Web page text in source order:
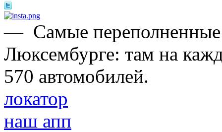
— Самые
Люксембурге: там на
570 автомобилей.
локатор
наш апп